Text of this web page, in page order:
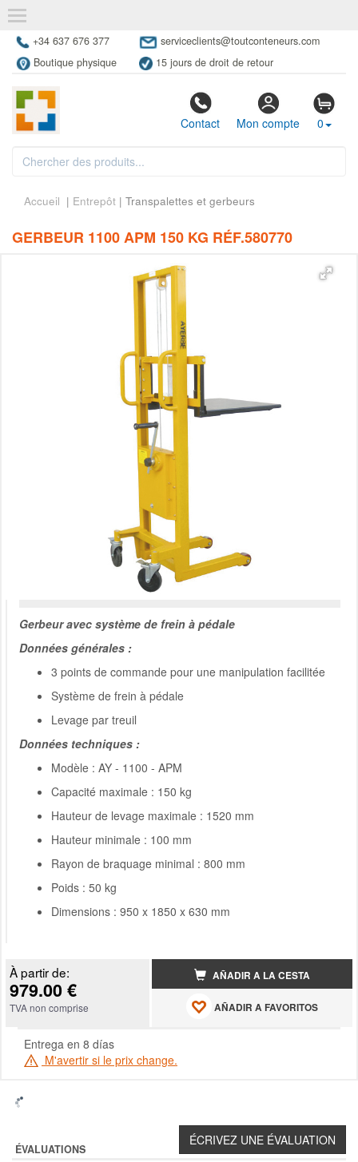
+34 637 676 377
serviceclients@toutconteneurs.com
Boutique physique
15 jours de droit de retour
Contact Mon compte 0
Accueil | Entrepôt | Transpalettes et gerbeurs
GERBEUR 1100 APM 150 KG RÉF.580770
Gerbeur avec système de frein à pédale
Données générales :
3 points de commande pour une manipulation facilitée
Système de frein à pédale
Levage par treuil
Données techniques :
Modèle : AY - 1100 - APM
Capacité maximale : 150 kg
Hauteur de levage maximale : 1520 mm
Hauteur minimale : 100 mm
Rayon de braquage minimal : 800 mm
Poids : 50 kg
Dimensions : 950 x 1850 x 630 mm
À partir de:
979.00 €
TVA non comprise
AÑADIR A LA CESTA
AÑADIR A FAVORITOS
Entrega en 8 días
M'avertir si le prix change.
ÉVALUATIONS